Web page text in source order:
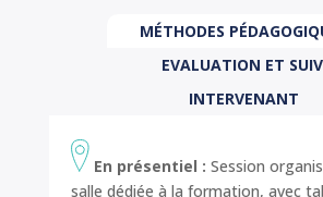
MÉTHODES
EVALUATION ET
INTERVENANT
En présentiel : Session
salle dédiée à la formation, avec